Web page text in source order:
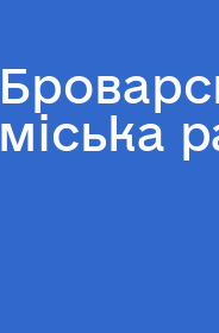
міська